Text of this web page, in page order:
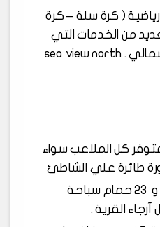
( كرة سلة – كرة
من الخدمات التي
تجعل سي فيو الساحل الشمالي . sea view north
كل الملاعب سواء
طائرة علي الشاطئ
كما يتواجد أكوا بارك و 23 حمام سباحة
القرية .